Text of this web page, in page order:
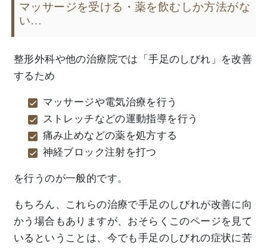
マッサージを受ける・薬を飲むしか方法がな
い…
整形外科や他の治療院では「手足のしびれ」を改善
するため
マッサージや電気治療を行う
ストレッチなどの運動指導を行う
痛み止めなどの薬を処方する
神経ブロック注射を打つ
を行うのが一般的です。
もちろん、これらの治療で手足のしびれが改善に向
かう場合もありますが、おそらくこのページを見て
いるということは、今でも手足のしびれの症状に苦